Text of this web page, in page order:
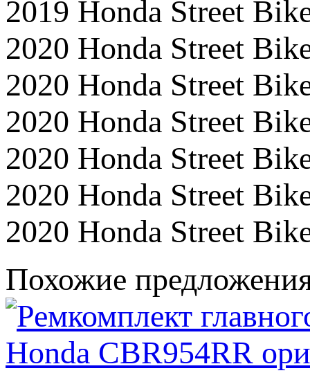
2019 Honda Street
2020 Honda Street
2020 Honda Street
2020 Honda Street
2020 Honda Street
2020 Honda Street
2020 Honda Street
Похожие